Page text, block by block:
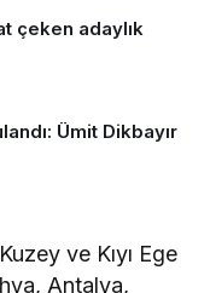
çeken adaylık
Ümit Dikbayır
ve Kıyı Ege
Antalya,